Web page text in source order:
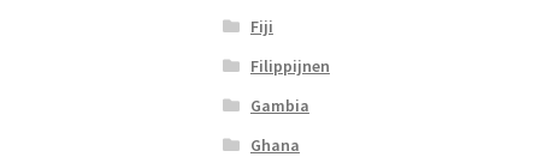
Fiji
Filippijnen
Gambia
Ghana